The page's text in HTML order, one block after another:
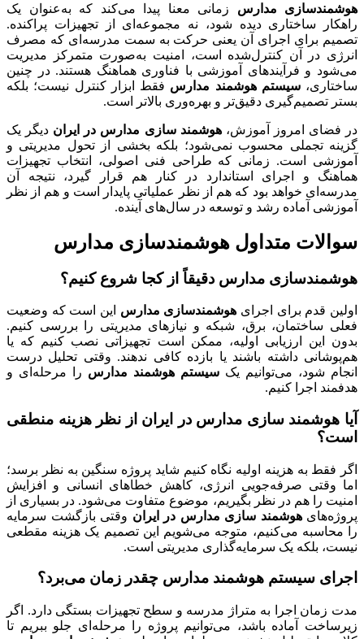
هوشمندسازی مدارس زمانی معنا پیدا می‌کند که به‌عنوان یک
راهکار ساختاری دیده شود، نه مجموعه‌ای از تجهیزات پراکنده.
تصمیم برای اجرای آن یعنی حرکت به سمت مدرسه‌ای که مصرف
انرژی در آن کنترل‌شده است، امنیت به‌صورت متمرکز مدیریت
می‌شود و فرآیندهای آموزشی با فناوری هماهنگ هستند. در چنین
ساختاری،سیستم هوشمند مدارس فقط ابزار کنترل نیست؛ بلکه
بستر تصمیم‌گیری دقیق‌تر و بهره‌وری بالاتر است.
در فضای امروز آموزش،هوشمند سازی مدارس در ایران دیگر یک
گزینه تجملی محسوب نمی‌شود؛ بلکه بخشی از تحول مدیریتی و
آموزشی است. زمانی که طراحی فنی اصولی، انتخاب تجهیزات
هماهنگ و اجرای استاندارد در کنار هم قرار گیرد، نتیجه آن
مدرسه‌ای خواهد بود که هم از نظر عملیاتی پایدار است و هم از نظر
آموزشی آماده رشد و توسعه در سال‌های آینده.
سوالات متداول هوشمندسازی مدارس
هوشمندسازی مدارس دقیقاً از کجا شروع کنیم؟
اولین قدم برای اجرای هوشمندسازی مدارس این است که وضعیت
فعلی ساختمان، برق، شبکه و نیازهای مدیریتی را بررسی کنیم.
بدون این ارزیابی اولیه، ممکن است تجهیزاتی نصب کنیم که یا
هم‌پوشانی داشته باشند یا بازده کافی ندهند. وقتی تحلیل درست
انجام شود، می‌توانیم یک سیستم هوشمند مدارس را مرحله‌ای و
هدفمند اجرا کنیم.
آیا هوشمند سازی مدارس در ایران از نظر هزینه منطقی
است؟
اگر فقط به هزینه اولیه نگاه کنیم شاید پروژه سنگین به نظر برسد؛
اما وقتی صرفه‌جویی انرژی، کاهش خطاهای انسانی و افزایش
امنیت را هم در نظر بگیریم، موضوع متفاوت می‌شود. در بسیاری از
پروژه‌هایهوشمند سازی مدارس در ایران وقتی بازگشت سرمایه
را محاسبه می‌کنیم، متوجه می‌شویم این تصمیم یک هزینه مقطعی
نیست، بلکه یک سرمایه‌گذاری مدیریتی است.
اجرای سیستم هوشمند مدارس چقدر زمان می‌برد؟
مدت زمان اجرا به متراژ مدرسه و سطح تجهیزات بستگی دارد. اگر
زیرساخت آماده باشد، می‌توانیم پروژه را مرحله‌ای جلو ببریم تا